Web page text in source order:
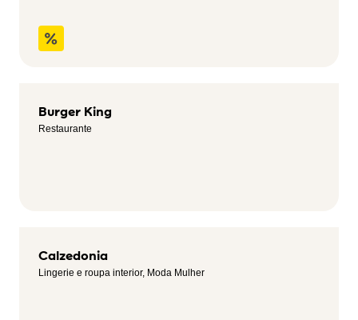
Burger King
Restaurante
Calzedonia
Lingerie e roupa interior, Moda Mulher